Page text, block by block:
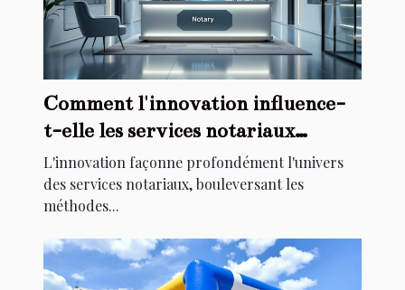
Comment l'innovation influence-
t-elle les services notariaux
traditionnels ?
L'innovation façonne profondément l'univers
des services notariaux, bouleversant les
méthodes...